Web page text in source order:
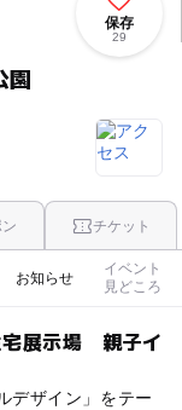
園
保存
29
チケット
お知らせ
イベント
見どころ
宅展示場 親子イ
デザイン」をテー